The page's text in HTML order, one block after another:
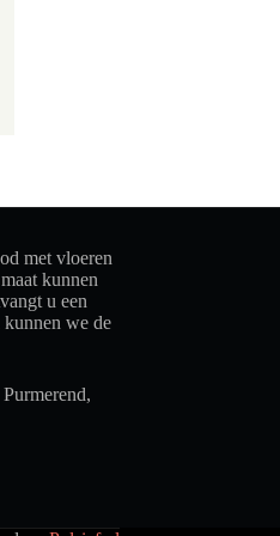
met vloeren
kunnen
u een
we de